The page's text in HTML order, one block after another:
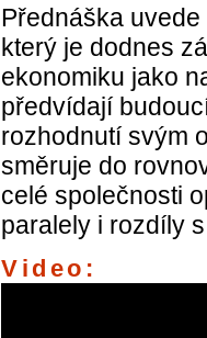
Přednáška
který je dodnes
ekonomiku jako
předvídají
rozhodnutí svým
směruje do
celé společnosti
paralely i rozdíly
Video: